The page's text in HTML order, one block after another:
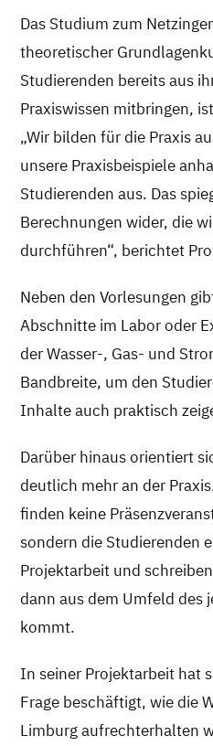
Das Studium zum
theoretischer
Studierenden bereits aus
Praxiswissen mitbringen,
„Wir bilden für die Praxis
unsere Praxisbeispiele
Studierenden aus. Das
Berechnungen wider, die
durchführen“, berichtet
Neben den Vorlesungen
Abschnitte im Labor oder
der Wasser-, Gas- und
Bandbreite, um den
Inhalte auch praktisch
Darüber hinaus orientiert
deutlich mehr an der
finden keine
sondern die Studierenden
Projektarbeit und
dann aus dem Umfeld des
kommt.
In seiner Projektarbeit hat
Frage beschäftigt, wie die
Limburg aufrechterhalten